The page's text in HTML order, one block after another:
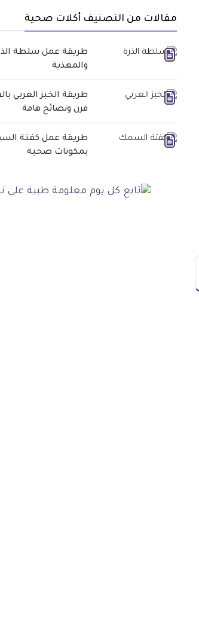
مقالات من التصنيف أكلات صحية
طريقة عمل سلطة
والمغذية
طريقة الخبز العربي
فرن ونصائح هامة
طريقة عمل كفتة
بمكونات صحية